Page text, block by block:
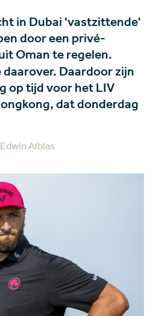
in Dubai 'vastzittende'
door een privé-
Oman te regelen.
Daardoor zijn
op tijd voor het LIV
dat donderdag
Edwin Alblas